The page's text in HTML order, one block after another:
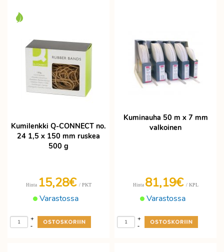
Kumilenkki Q-CONNECT no.
24 1,5 x 150 mm ruskea
500 g
Varastossa
Hinta 15,28€ / PKT
-
+
Kuminauha 50 m x 7 mm
valkoinen
Varastossa
Hinta 81,19€ / KPL
-
+